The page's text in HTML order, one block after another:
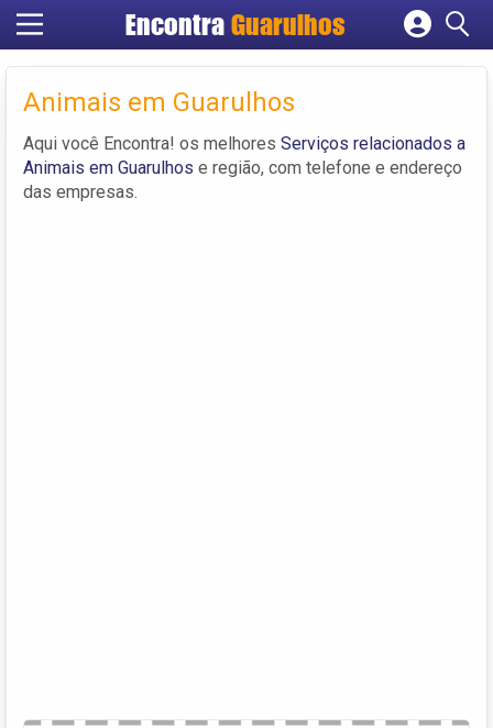
Encontra Guarulhos
Cadastrar empresa
Criar conta
Animais em Guarulhos
Aqui você Encontra! os melhores Serviços relacionados a
Animais em Guarulhos e região, com telefone e endereço
das empresas.